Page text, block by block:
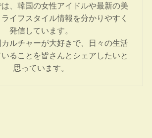
、韓国の女性アイドルや最新の美
イフスタイル情報を分かりやすく
発信しています。
ルチャーが大好きで、日々の生活
ることを皆さんとシェアしたいと
思っています。